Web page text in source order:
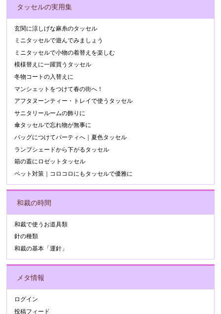
タッセルの実用集
玄関に涼しげな麻糸のタッセル
ミニタッセルで遊んでみましょう
ミニタッセルで小物の着替えを楽しむ
模様替えに一躍買うタッセル
冬物コートの入替えに
マンシェットをつけて春の街へ！
アフタヌーンティー・トレイで使うタッセル
サニタリールームの飾りに
傘タッセルで忘れ物が無事に
バッグにつけてパーティへ｜夏色タッセル
ランプシェードから下がるタッセル
箱の蓋にロゼットタッセル
ペット対策｜コロコロにもタッセルで優雅に
和裁の時間
和裁で使うお道具類
針の種類
和裁の基本「運針」
メタ情報
ログイン
投稿フィード